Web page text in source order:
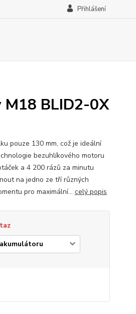
Přihlášení
BLID2-0X
pouze 130 mm, což je ideální
bezuhlíkového motoru
a 4 200 rázů za minutu
na jedno ze tří různých
pro maximální... celý popis